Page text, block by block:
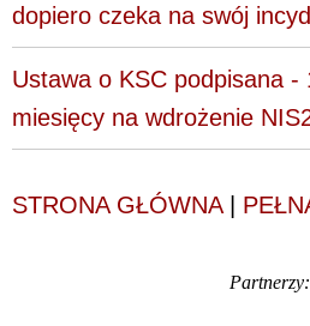
dopiero czeka na swój
Ustawa o KSC podpisana
miesięcy na wdrożenie
STRONA GŁÓWNA|
Partnerzy: